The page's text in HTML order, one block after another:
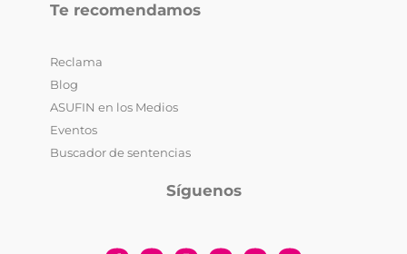
Te recomendamos
Reclama
Blog
ASUFIN en los Medios
Eventos
Buscador de sentencias
Síguenos